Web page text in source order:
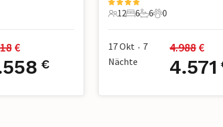
€
€
12 Gäste
12
6 Schlafzimmer
6
6 Badezimmer
6
0 Haustiere
0
17 Okt • 7
Nächte
4.988 €
4.571